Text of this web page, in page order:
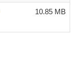
10.85 MB